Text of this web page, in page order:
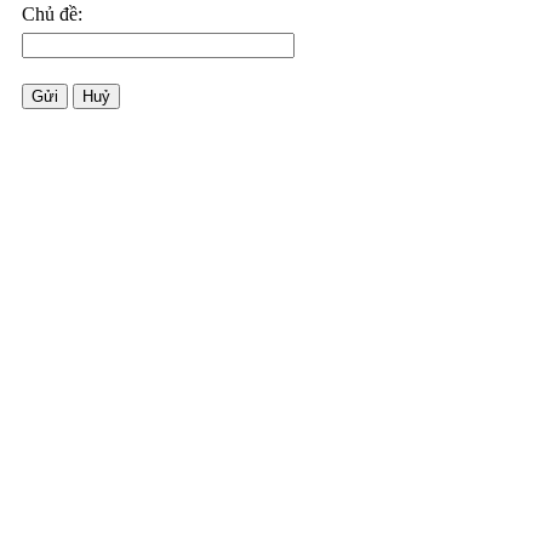
Chủ đề:
Gửi Huỷ